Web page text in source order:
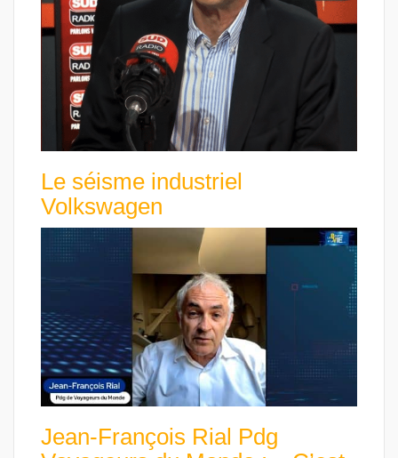
Le séisme industriel
Volkswagen
Jean-François Rial Pdg